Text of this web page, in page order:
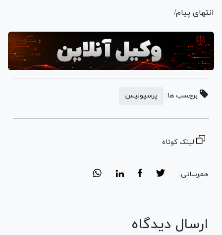
انتهای پیام/
برچسب ها: پرسپولیس
لینک کوتاه
هم‌رسانی:
ارسال دیدگاه